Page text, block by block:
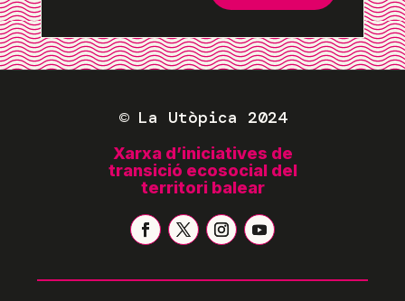
© La Utòpica 2024
Xarxa d’iniciatives de
transició ecosocial del
territori balear